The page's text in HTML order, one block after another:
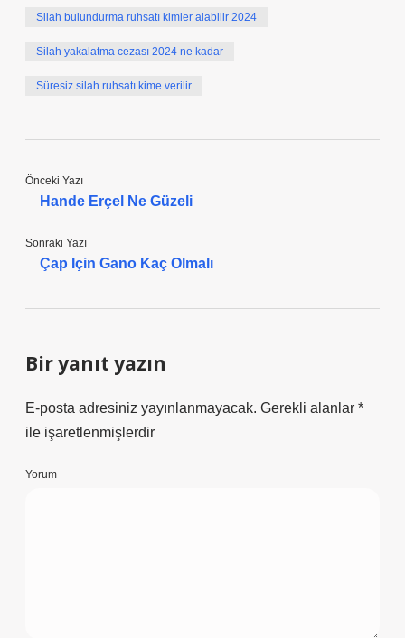
Silah bulundurma ruhsatı kimler alabilir 2024
Silah yakalatma cezası 2024 ne kadar
Süresiz silah ruhsatı kime verilir
Önceki Yazı
Hande Erçel Ne Güzeli
Sonraki Yazı
Çap Için Gano Kaç Olmalı
Bir yanıt yazın
E-posta adresiniz yayınlanmayacak. Gerekli alanlar *
ile işaretlenmişlerdir
Yorum